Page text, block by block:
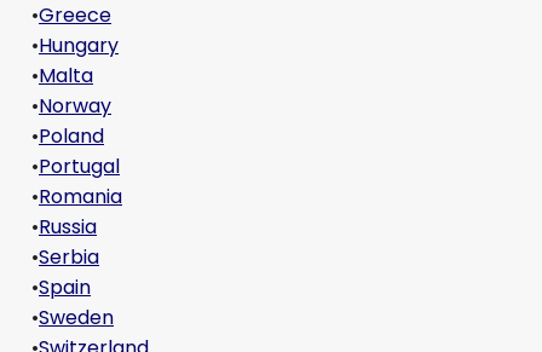
•Greece
•Hungary
•Malta
•Norway
•Poland
•Portugal
•Romania
•Russia
•Serbia
•Spain
•Sweden